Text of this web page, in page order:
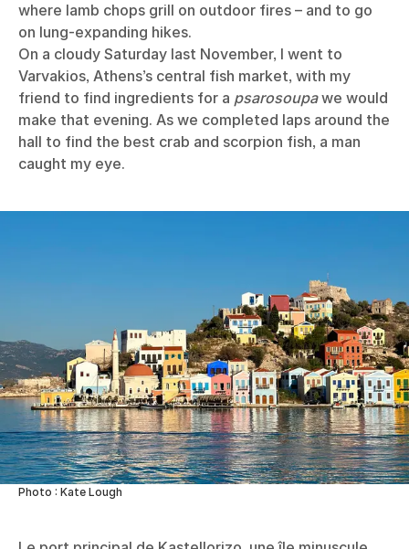
where lamb chops grill on outdoor fires – and to go
on lung-expanding hikes.
On a cloudy Saturday last November, I went to
Varvakios, Athens’s central fish market, with my
friend to find ingredients for a psarosoupawe would
make that evening. As we completed laps around the
hall to find the best crab and scorpion fish, a man
caught my eye.
Photo : Kate Lough